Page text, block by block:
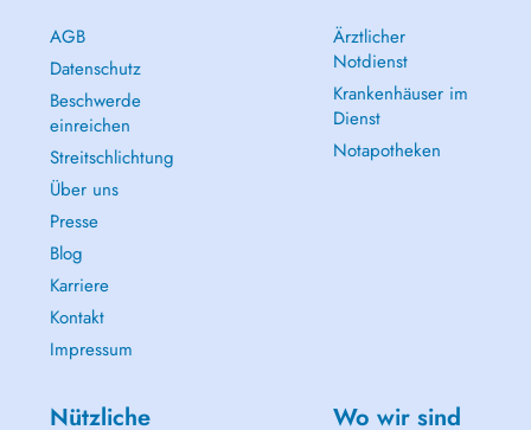
AGB
Datenschutz
Beschwerde
einreichen
Streitschlichtung
Über uns
Presse
Blog
Karriere
Kontakt
Impressum
Ärztlicher
Notdienst
Krankenhäuser im
Dienst
Notapotheken
Nützliche
Wo wir sind